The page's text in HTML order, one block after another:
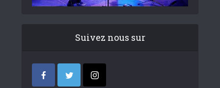
Suivez nous sur